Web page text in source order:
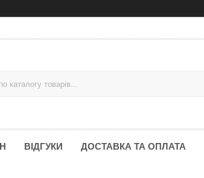
ВІДГУКИ ДОСТАВКА ТА ОПЛАТА